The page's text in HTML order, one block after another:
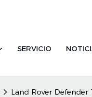
SERVICIO
Land Rover